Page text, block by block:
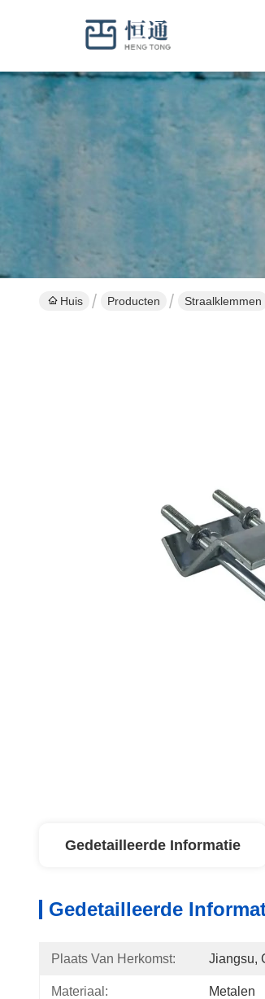
Huis Producten Straalklemmen
Gedetailleerde Informatie
Gedetailleerde
Plaats Van Herkomst: Jiangsu,
Materiaal: Metalen